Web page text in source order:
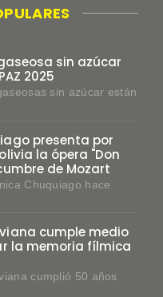
sin azúcar
2025
sin azúcar están
presenta por
la ópera "Don
de Mozart
Chuquiago hace
cumple medio
la memoria fílmica
cumplió 50 años